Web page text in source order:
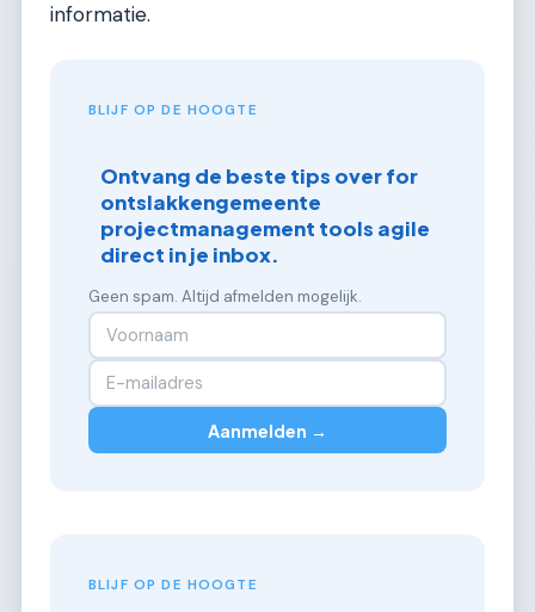
informatie.
BLIJF OP DE HOOGTE
Ontvang de beste tips over for
ontslakkengemeente
projectmanagement tools agile
direct in je inbox.
Geen spam. Altijd afmelden mogelijk.
Aanmelden →
BLIJF OP DE HOOGTE